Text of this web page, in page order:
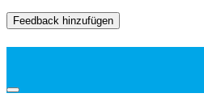
Feedback hinzufügen